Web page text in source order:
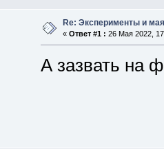
Re: Эксперименты и
« Ответ #1 : 26 Мая 2022,
А зазвать на